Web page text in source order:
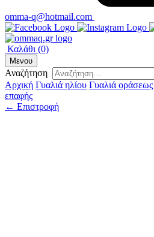
omma-q@hotmail.com
Καλάθι (0)
Μενου
Αναζήτηση
Αρχική Γυαλιά ηλίου Γυαλιά οράσεως
επαφής
← Επιστροφή